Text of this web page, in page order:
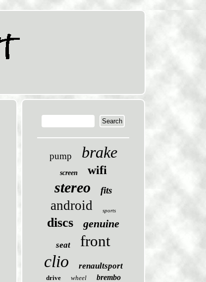
pump brake
screen wifi
stereo fits
android sports
discs genuine
seat front
clio renaultsport
drive wheel brembo